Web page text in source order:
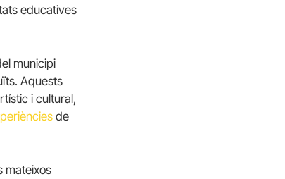
educatives
municipi
Aquests
i cultural,
de
mateixos